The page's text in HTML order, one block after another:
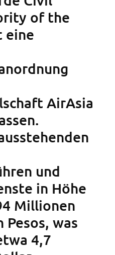
of the
eine
AirAsia
und
in Höhe
Millionen
Pesos, was
4,7